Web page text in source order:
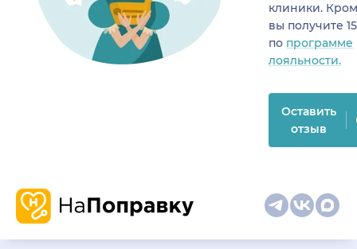
клиники.
вы получите
по программе
лояльности.
Оставить
отзыв